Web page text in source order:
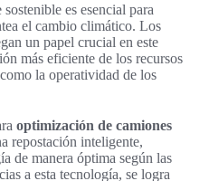
es esencial para
el cambio climático. Los
un papel crucial en este
más eficiente de los recursos
la operatividad de los
optimización de camiones
repostación inteligente,
de manera óptima según las
a esta tecnología, se logra